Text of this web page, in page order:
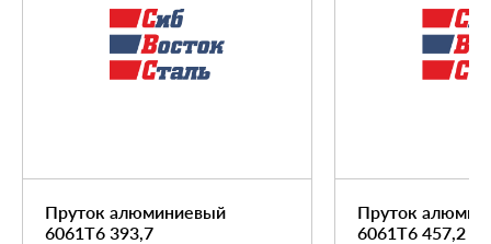
Пруток алюминиевый
6061Т6 393,7
Пруток
6061Т6 457,2